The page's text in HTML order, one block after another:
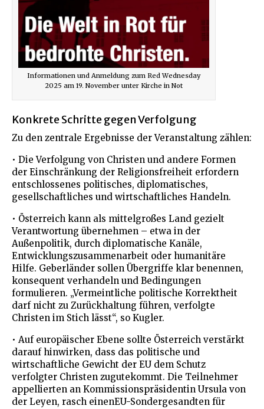
Informationen und Anmeldung zum Red Wednesday
2025 am 19. November unter Kirche in Not
Konkrete Schritte gegen Verfolgung
Zu den zentrale Ergebnisse der Veranstaltung zählen:
• Die Verfolgung von Christen und andere Formen
der Einschränkung der Religionsfreiheit erfordern
entschlossenes politisches, diplomatisches,
gesellschaftliches und wirtschaftliches Handeln.
• Österreich kann als mittelgroßes Land gezielt
Verantwortung übernehmen – etwa in der
Außenpolitik, durch diplomatische Kanäle,
Entwicklungszusammenarbeit oder humanitäre
Hilfe. Geberländer sollen Übergriffe klar benennen,
konsequent verhandeln und Bedingungen
formulieren. „Vermeintliche politische Korrektheit
darf nicht zu Zurückhaltung führen, verfolgte
Christen im Stich lässt“, so Kugler.
• Auf europäischer Ebene sollte Österreich verstärkt
darauf hinwirken, dass das politische und
wirtschaftliche Gewicht der EU dem Schutz
verfolgter Christen zugutekommt. Die Teilnehmer
appellierten an Kommissionspräsidentin Ursula von
der Leyen, rasch einenEU-Sondergesandten für